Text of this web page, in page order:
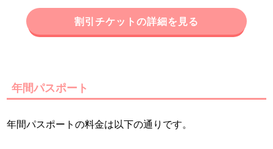
割引チケットの詳細を見る
年間パスポート
年間パスポートの料金は以下の通りです。